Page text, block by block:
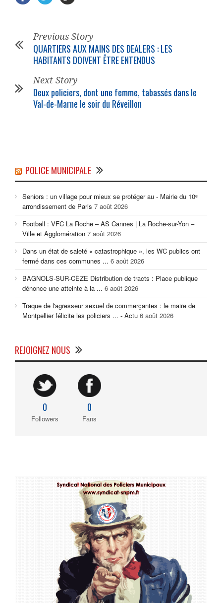
Previous Story
QUARTIERS AUX MAINS DES DEALERS : LES
HABITANTS DOIVENT ÊTRE ENTENDUS
Next Story
Deux policiers, dont une femme, tabassés dans le
Val-de-Marne le soir du Réveillon
POLICE MUNICIPALE
Seniors : un village pour mieux se protéger au - Mairie du 10ᵉ
arrondissement de Paris 7 août 2026
Football : VFC La Roche – AS Cannes | La Roche-sur-Yon –
Ville et Agglomération 7 août 2026
Dans un état de saleté « catastrophique », les WC publics ont
fermé dans ces communes ... 6 août 2026
BAGNOLS-SUR-CÈZE Distribution de tracts : Place publique
dénonce une atteinte à la ... 6 août 2026
Traque de l'agresseur sexuel de commerçantes : le maire de
Montpellier félicite les policiers ... - Actu 6 août 2026
REJOIGNEZ NOUS
0
Followers
0
Fans